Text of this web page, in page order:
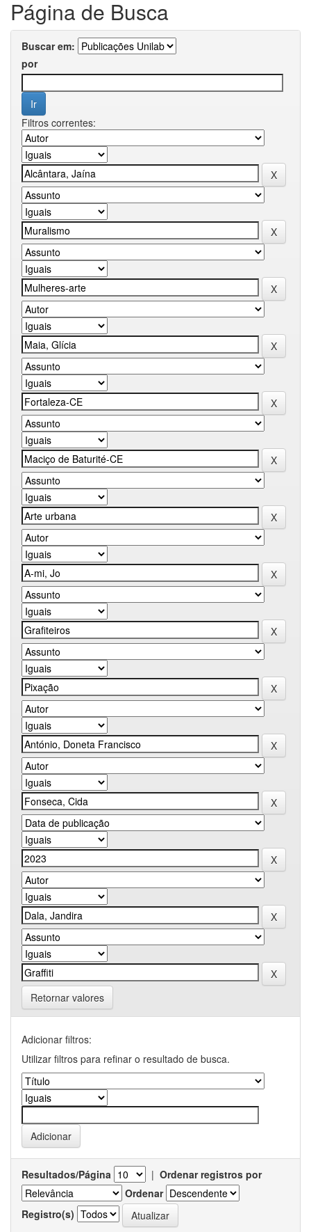
Página de Busca
Buscar em:
por
Filtros correntes:
Retornar valores
Adicionar filtros:
Utilizar filtros para refinar o resultado de busca.
Resultados/Página | Ordenar registros por
Ordenar
Registro(s)